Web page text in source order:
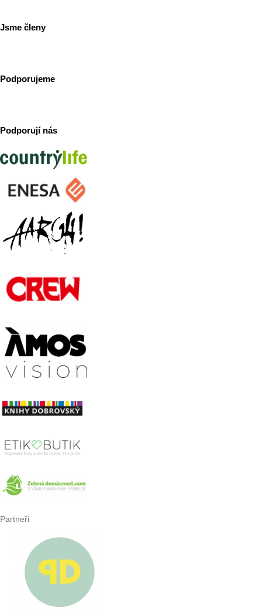
Jsme členy
Podporujeme
Podporují nás
Partneři